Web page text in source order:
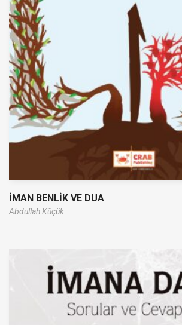
İMAN BENLİK VE DUA
Abdullah Küçük